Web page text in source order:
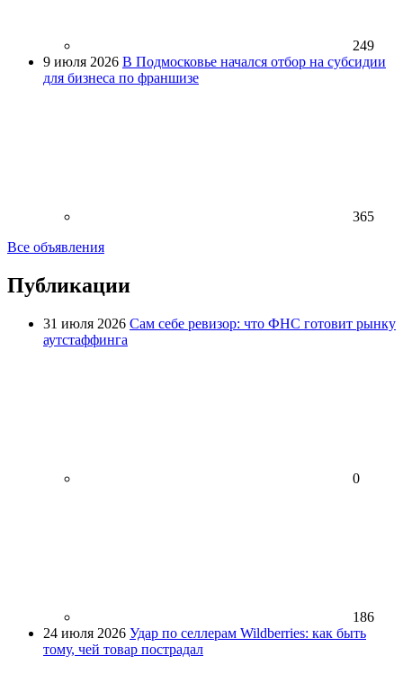
249
9 июля 2026 В Подмосковье начался отбор на субсидии
для бизнеса по франшизе
365
Все объявления
Публикации
31 июля 2026 Сам себе ревизор: что ФНС готовит рынку
аутстаффинга
0
186
24 июля 2026 Удар по селлерам Wildberries: как быть
тому, чей товар пострадал